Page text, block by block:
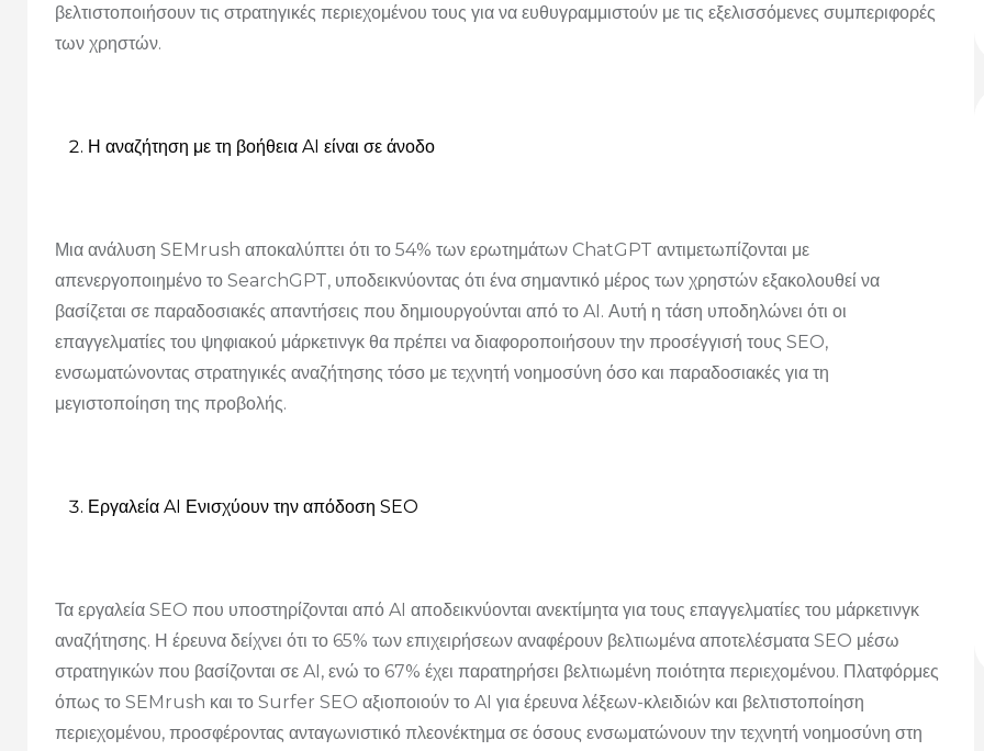
βελτιστοποιήσουν τις στρατηγικές περιεχομένου τους για να ευθυγραμμιστούν με τις εξελισσόμενες συμπεριφορές
των χρηστών.
Η αναζήτηση με τη βοήθεια AI είναι σε άνοδο
Μια ανάλυση SEMrush αποκαλύπτει ότι το 54% των ερωτημάτων ChatGPT αντιμετωπίζονται με
απενεργοποιημένο το SearchGPT, υποδεικνύοντας ότι ένα σημαντικό μέρος των χρηστών εξακολουθεί να
βασίζεται σε παραδοσιακές απαντήσεις που δημιουργούνται από το AI. Αυτή η τάση υποδηλώνει ότι οι
επαγγελματίες του ψηφιακού μάρκετινγκ θα πρέπει να διαφοροποιήσουν την προσέγγισή τους SEO,
ενσωματώνοντας στρατηγικές αναζήτησης τόσο με τεχνητή νοημοσύνη όσο και παραδοσιακές για τη
μεγιστοποίηση της προβολής.
Εργαλεία AI Ενισχύουν την απόδοση SEO
Τα εργαλεία SEO που υποστηρίζονται από AI αποδεικνύονται ανεκτίμητα για τους επαγγελματίες του μάρκετινγκ
αναζήτησης. Η έρευνα δείχνει ότι το 65% των επιχειρήσεων αναφέρουν βελτιωμένα αποτελέσματα SEO μέσω
στρατηγικών που βασίζονται σε AI, ενώ το 67% έχει παρατηρήσει βελτιωμένη ποιότητα περιεχομένου. Πλατφόρμες
όπως το SEMrush και το Surfer SEO αξιοποιούν το AI για έρευνα λέξεων-κλειδιών και βελτιστοποίηση
περιεχομένου, προσφέροντας ανταγωνιστικό πλεονέκτημα σε όσους ενσωματώνουν την τεχνητή νοημοσύνη στη